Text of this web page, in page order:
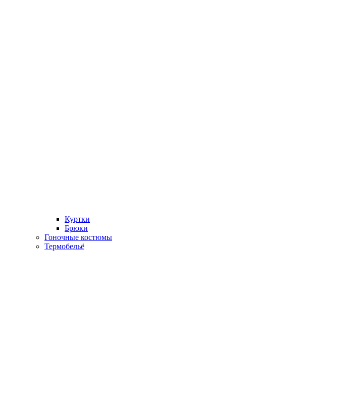
Куртки
Брюки
Гоночные костюмы
Термобельё